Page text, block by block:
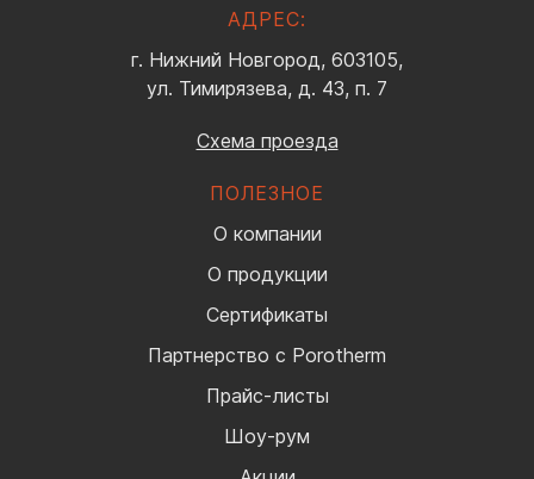
АДРЕС:
г. Нижний Новгород, 603105,
ул. Тимирязева, д. 43, п. 7
Схема проезда
ПОЛЕЗНОЕ
О компании
О продукции
Сертификаты
Партнерство с Porotherm
Прайс-листы
Шоу-рум